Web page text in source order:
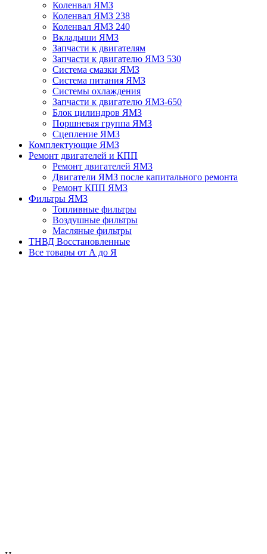
Коленвал ЯМЗ
Коленвал ЯМЗ 238
Коленвал ЯМЗ 240
Вкладыши ЯМЗ
Запчасти к двигателям
Запчасти к двигателю ЯМЗ 530
Система смазки ЯМЗ
Система питания ЯМЗ
Системы охлаждения
Запчасти к двигателю ЯМЗ-650
Блок цилиндров ЯМЗ
Поршневая группа ЯМЗ
Сцепление ЯМЗ
Комплектующие ЯМЗ
Ремонт двигателей и КПП
Ремонт двигателей ЯМЗ
Двигатели ЯМЗ после капитального ремонта
Ремонт КПП ЯМЗ
Фильтры ЯМЗ
Топливные фильтры
Воздушные фильтры
Масляные фильтры
ТНВД Восстановленные
Все товары от А до Я